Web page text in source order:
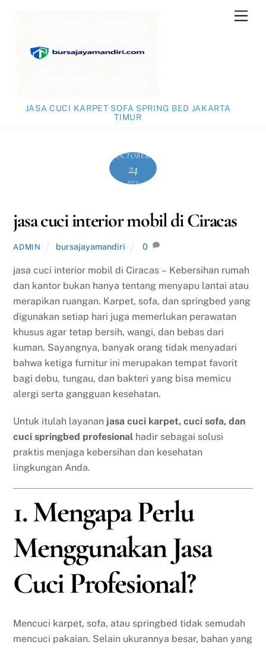
JASA CUCI KARPET SOFA SPRING BED JAKARTA
TIMUR
OCTOBER
24
2025
jasa cuci interior mobil di Ciracas
ADMIN bursajayamandiri 0
jasa cuci interior mobil di Ciracas – Kebersihan rumah
dan kantor bukan hanya tentang menyapu lantai atau
merapikan ruangan. Karpet, sofa, dan springbed yang
digunakan setiap hari juga memerlukan perawatan
khusus agar tetap bersih, wangi, dan bebas dari
kuman. Sayangnya, banyak orang tidak menyadari
bahwa ketiga furnitur ini merupakan tempat favorit
bagi debu, tungau, dan bakteri yang bisa memicu
alergi serta gangguan kesehatan.
Untuk itulah layanan jasa cuci karpet, cuci sofa, dan
cuci springbed profesional hadir sebagai solusi
praktis menjaga kebersihan dan kesehatan
lingkungan Anda.
1. Mengapa Perlu
Menggunakan Jasa
Cuci Profesional?
Mencuci karpet, sofa, atau springbed tidak semudah
mencuci pakaian. Selain ukurannya besar, bahan yang